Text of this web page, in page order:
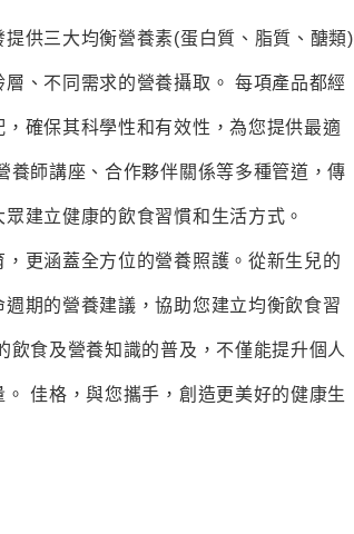
供三大均衡營養素(蛋白質、脂質、醣類)
、不同需求的營養攝取。 每項產品都經
確保其科學性和有效性，為您提供最適
養師講座、合作夥伴關係等多種管道，傳
建立健康的飲食習慣和生活方式。
更涵蓋全方位的營養照護。從新生兒的
期的營養建議，協助您建立均衡飲食習
食及營養知識的普及，不僅能提升個人
佳格，與您攜手，創造更美好的健康生